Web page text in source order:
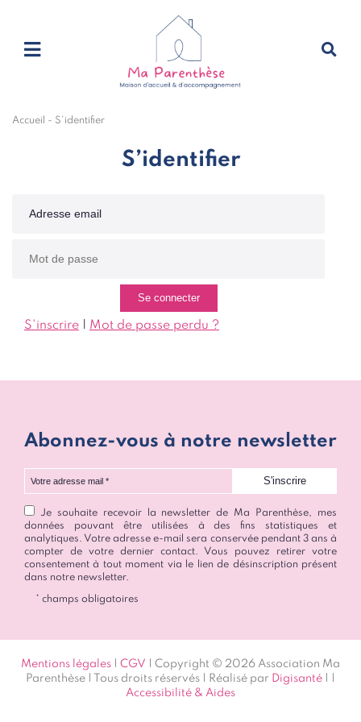
Accueil - S’identifier
S’identifier
S'inscrire Mot de passe perdu ?
Abonnez-vous à notre newsletter
Votre adresse mail
Je souhaite recevoir la newsletter de Ma Parenthèse, mes
données pouvant être utilisées à des fins statistiques et
analytiques. Votre adresse e-mail sera conservée pendant 3 ans à
compter de votre dernier contact. Vous pouvez retirer votre
consentement à tout moment via le lien de désinscription présent
dans notre newsletter.
* champs obligatoires
Mentions légales CGV | Copyright © 2026 Association Ma
Parenthèse | Tous droits réservés | Réalisé par Digisanté
Accessibilité & Aides